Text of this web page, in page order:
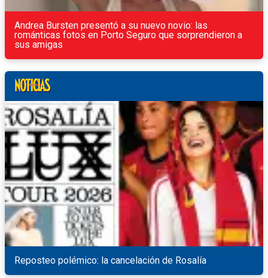
Andrea Bursten presentó a su nuevo novio: las
románticas fotos en Porto Seguro que sorprendieron a
sus amigas
Reposteo polémico: la cancelación de Rosalía